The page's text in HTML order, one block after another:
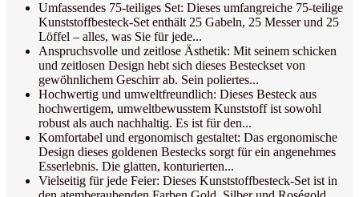
Umfassendes 75-teiliges Set: Dieses umfangreiche 75-teilige
Kunststoffbesteck-Set enthält 25 Gabeln, 25 Messer und 25
Löffel – alles, was Sie für jede...
Anspruchsvolle und zeitlose Ästhetik: Mit seinem schicken
und zeitlosen Design hebt sich dieses Besteckset von
gewöhnlichem Geschirr ab. Sein poliertes...
Hochwertig und umweltfreundlich: Dieses Besteck aus
hochwertigem, umweltbewusstem Kunststoff ist sowohl
robust als auch nachhaltig. Es ist für den...
Komfortabel und ergonomisch gestaltet: Das ergonomische
Design dieses goldenen Bestecks sorgt für ein angenehmes
Esserlebnis. Die glatten, konturierten...
Vielseitig für jede Feier: Dieses Kunststoffbesteck-Set ist in